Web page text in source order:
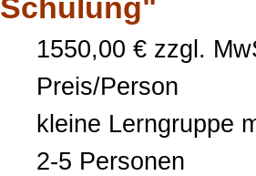
1550,00 € zzgl.
Preis/Person
kleine Lerngruppe
2-5 Personen